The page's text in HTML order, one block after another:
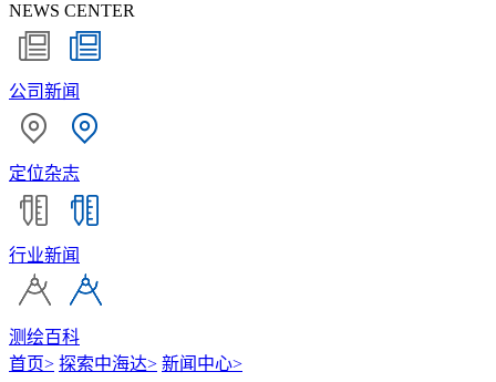
NEWS CENTER
公司新闻
定位杂志
行业新闻
测绘百科
首页> 探索中海达> 新闻中心>